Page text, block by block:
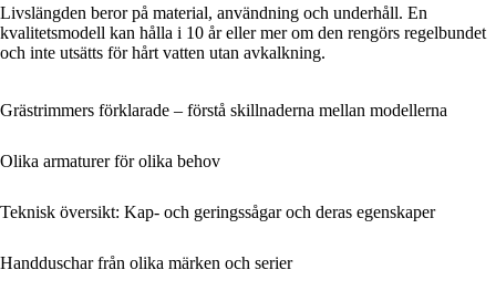
Livslängden beror på material, användning och underhåll. En
kvalitetsmodell kan hålla i 10 år eller mer om den rengörs regelbundet
och inte utsätts för hårt vatten utan avkalkning.
Grästrimmers förklarade – förstå skillnaderna mellan modellerna
Olika armaturer för olika behov
Teknisk översikt: Kap- och geringssågar och deras egenskaper
Handduschar från olika märken och serier